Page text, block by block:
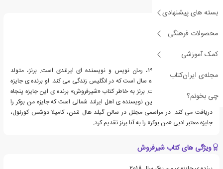
بسته های پیشنهادی
محصولات فرهنگی
کمک آموزشی
مجله‌ی ایران‌کتاب
چی بخونم؟
درباره آنا برنز
آنا برنز، زاده ی سال ۱۹۶۲، رمان نویس و نویسنده ای ایرلندی است. برنز، متولد
بلفاست است و بیش از ده سال است که در انگلیس زندگی می کند. او برنده ی جایزه
ی ادبی من بوکر شده است. برنز به خاطر کتاب «شیرفروش» برنده ی این جایزه پنجاه
هزار پوندی شد. او نخستین نویسنده ی اهل ایرلند شمالی است که جایزه من بوکر را
دریافت می کند. در مراسمی مجلل در سالن گیلد هال لندن، کامیلا دوشس کورنول،
جایزه معتبر ادبی «من بوکر» را به آنا برنز تقدیم کرد.
ویژگی های کتاب شیرفروش